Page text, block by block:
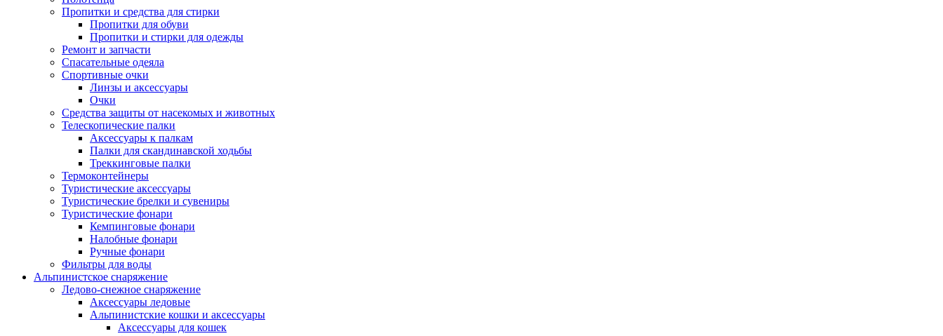
Пропитки и средства для стирки
Пропитки для обуви
Пропитки и стирки для одежды
Ремонт и запчасти
Спасательные одеяла
Спортивные очки
Линзы и аксессуары
Очки
Средства защиты от насекомых и животных
Телескопические палки
Аксессуары к палкам
Палки для скандинавской ходьбы
Треккинговые палки
Термоконтейнеры
Туристические аксессуары
Туристические брелки и сувениры
Туристические фонари
Кемпинговые фонари
Налобные фонари
Ручные фонари
Фильтры для воды
Альпинистское снаряжение
Ледово-снежное снаряжение
Аксессуары ледовые
Альпинистские кошки и аксессуары
Аксессуары для кошек